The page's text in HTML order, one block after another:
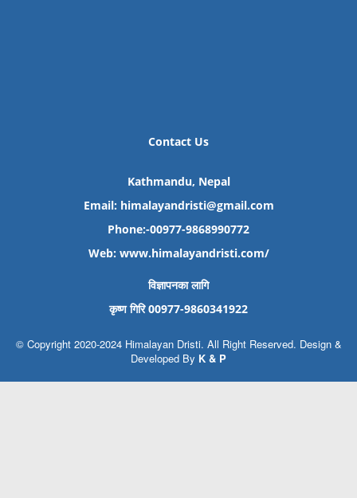
Contact Us
Kathmandu, Nepal
Email: himalayandristi@gmail.com
Phone:-00977-9868990772
Web: www.himalayandristi.com/
विज्ञापनका लागि
कृष्ण गिरि 00977-9860341922
© Copyright 2020-2024 Himalayan Dristi. All Right Reserved. Design &
Developed By K & P